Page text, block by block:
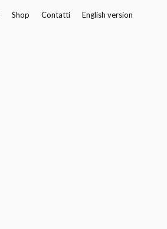
Shop Contatti English version